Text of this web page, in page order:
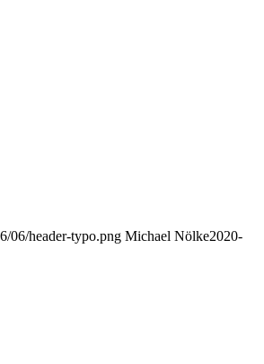
06/header-typo.png Michael Nölke2020-